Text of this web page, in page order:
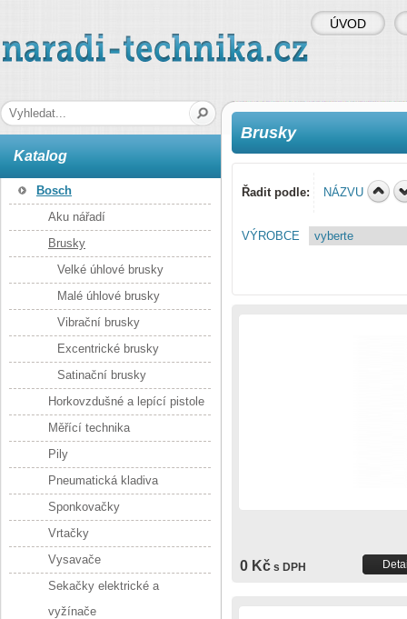
naradi-technika.cz
Brusky
Řadit podle: NÁZVU
VÝROBCE
0 Kč s DPH
Katalog
Bosch
Aku nářadí
Brusky
Velké úhlové brusky
Malé úhlové brusky
Vibrační brusky
Excentrické brusky
Satinační brusky
Horkovzdušné a lepící pistole
Měřící technika
Pily
Pneumatická kladiva
Sponkovačky
Vrtačky
Vysavače
Sekačky elektrické a
vyžínače
ÚVOD
Hledaná fráze